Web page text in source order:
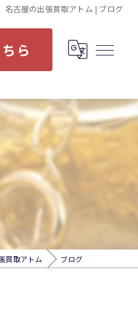
名古屋の出張買取アトム | ブログ
ら
買取アトム ブログ